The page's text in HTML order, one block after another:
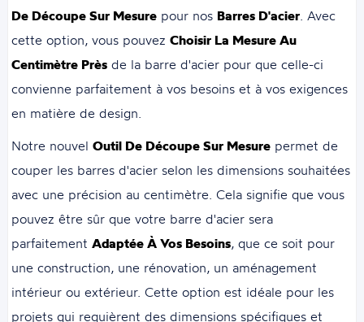
De Découpe Sur Mesure pour nos Barres D'acier . Avec
cette option, vous pouvezChoisir La Mesure Au
Centimètre Près de la barre d'acier pour que celle-ci
convienne parfaitement à vos besoins et à vos exigences
en matière de design.
Notre nouvelOutil De Découpe Sur Mesure permet de
couper les barres d'acier selon les dimensions souhaitées
avec une précision au centimètre. Cela signifie que vous
pouvez être sûr que votre barre d'acier sera
parfaitementAdaptée À Vos Besoins, que ce soit pour
une construction, une rénovation, un aménagement
intérieur ou extérieur. Cette option est idéale pour les
projets qui requièrent des dimensions spécifiques et